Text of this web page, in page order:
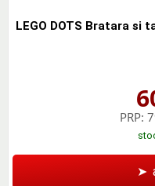
LEGO DOTS Bratara si
PRP:
➤